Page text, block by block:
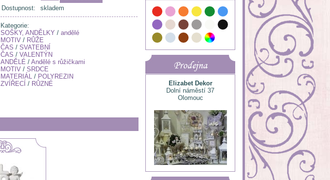
Dostupnost:
skladem
Kategorie:
SOŠKY, ANDĚLKY / andělé
MOTIV / RŮŽE
ČAS / SVATEBNÍ
ČAS / VALENTÝN
ANDĚLÉ / Andělé s růžičkami
MOTIV / SRDCE
MATERIÁL / POLYREZIN
ZVÍŘECÍ / RŮZNÉ
Prodejna
Elizabet Dekor
Dolní náměstí 37
Olomouc